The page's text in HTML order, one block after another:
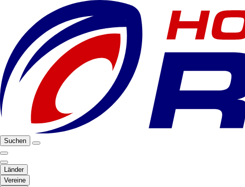
Suchen
Länder
Vereine